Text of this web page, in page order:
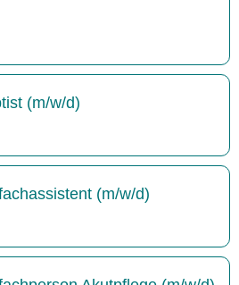
(m/w/d)
(m/w/d)